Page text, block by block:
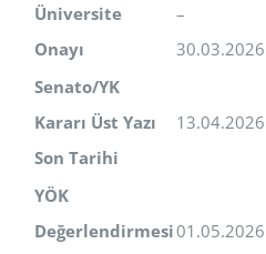
Üniversite
Onayı
–
30.03.2026
Senato/YK
Kararı Üst Yazı
Son Tarihi
13.04.2026
YÖK
Değerlendirmesi01.05.2026